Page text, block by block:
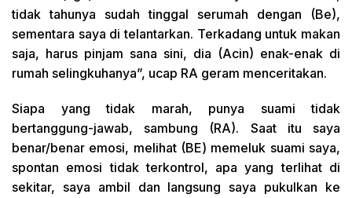
tidak tahunya sudah tinggal serumah dengan (Be),
sementara saya di telantarkan. Terkadang untuk makan
saja, harus pinjam sana sini, dia (Acin) enak-enak di
rumah selingkuhanya”, ucap RA geram menceritakan.
Siapa yang tidak marah, punya suami tidak
bertanggung-jawab, sambung (RA). Saat itu saya
benar/benar emosi, melihat (BE) memeluk suami saya,
spontan emosi tidak terkontrol, apa yang terlihat di
sekitar, saya ambil dan langsung saya pukulkan ke